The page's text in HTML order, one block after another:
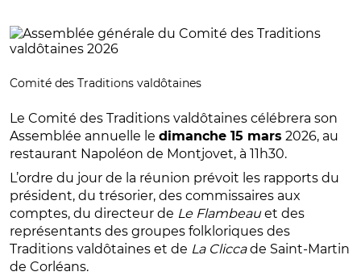
Comité des Traditions valdôtaines
Le Comité des Traditions valdôtaines célébrera son
Assemblée annuelle le dimanche 15 mars 2026, au
restaurant Napoléon de Montjovet, à 11h30.
L’ordre du jour de la réunion prévoit les rapports du
président, du trésorier, des commissaires aux
comptes, du directeur de Le Flambeauet des
représentants des groupes folkloriques des
Traditions valdôtaines et de La Cliccade Saint-Martin
de Corléans.